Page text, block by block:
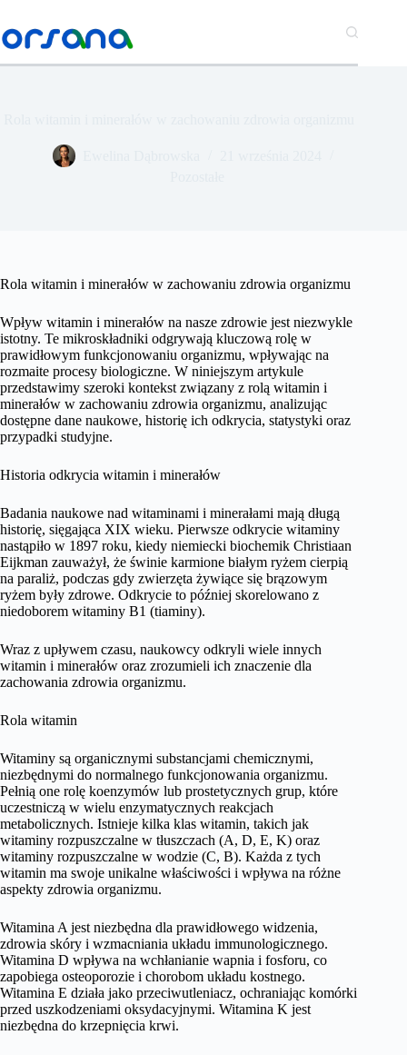
treści
Rola witamin i minerałów w zachowaniu zdrowia organizmu
Wpływ witamin i minerałów na nasze zdrowie jest niezwykle
istotny. Te mikroskładniki odgrywają kluczową rolę w
prawidłowym funkcjonowaniu organizmu, wpływając na
rozmaite procesy biologiczne. W niniejszym artykule
przedstawimy szeroki kontekst związany z rolą witamin i
minerałów w zachowaniu zdrowia organizmu, analizując
dostępne dane naukowe, historię ich odkrycia, statystyki oraz
przypadki studyjne.
Historia odkrycia witamin i minerałów
Badania naukowe nad witaminami i minerałami mają długą
historię, sięgająca XIX wieku. Pierwsze odkrycie witaminy
nastąpiło w 1897 roku, kiedy niemiecki biochemik Christiaan
Eijkman zauważył, że świnie karmione białym ryżem cierpią
na paraliż, podczas gdy zwierzęta żywiące się brązowym
ryżem były zdrowe. Odkrycie to później skorelowano z
niedoborem witaminy B1 (tiaminy).
Wraz z upływem czasu, naukowcy odkryli wiele innych
witamin i minerałów oraz zrozumieli ich znaczenie dla
zachowania zdrowia organizmu.
Rola witamin
Witaminy są organicznymi substancjami chemicznymi,
niezbędnymi do normalnego funkcjonowania organizmu.
Pełnią one rolę koenzymów lub prostetycznych grup, które
uczestniczą w wielu enzymatycznych reakcjach
metabolicznych. Istnieje kilka klas witamin, takich jak
witaminy rozpuszczalne w tłuszczach (A, D, E, K) oraz
witaminy rozpuszczalne w wodzie (C, B). Każda z tych
witamin ma swoje unikalne właściwości i wpływa na różne
aspekty zdrowia organizmu.
Witamina A jest niezbędna dla prawidłowego widzenia,
zdrowia skóry i wzmacniania układu immunologicznego.
Witamina D wpływa na wchłanianie wapnia i fosforu, co
zapobiega osteoporozie i chorobom układu kostnego.
Witamina E działa jako przeciwutleniacz, ochraniając komórki
przed uszkodzeniami oksydacyjnymi. Witamina K jest
niezbędna do krzepnięcia krwi.